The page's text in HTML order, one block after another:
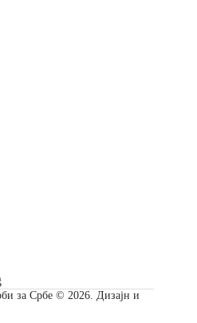
за Србе © 2026. Дизајн и